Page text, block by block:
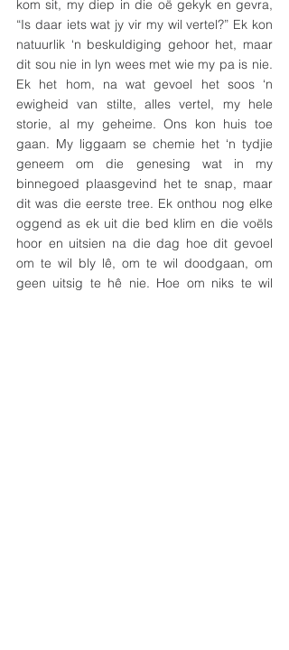
kom sit, my diep in die oë gekyk en gevra,
“Is daar iets wat jy vir my wil vertel?” Ek kon
natuurlik ‘n beskuldiging gehoor het, maar
dit sou nie in lyn wees met wie my pa is nie.
Ek het hom, na wat gevoel het soos ‘n
ewigheid van stilte, alles vertel, my hele
storie, al my geheime. Ons kon huis toe
gaan. My liggaam se chemie het ‘n tydjie
geneem om die genesing wat in my
binnegoed plaasgevind het te snap, maar
dit was die eerste tree. Ek onthou nog elke
oggend as ek uit die bed klim en die voëls
hoor en uitsien na die dag hoe dit gevoel
om te wil bly lê, om te wil doodgaan, om
geen uitsig te hê nie. Hoe om niks te wil